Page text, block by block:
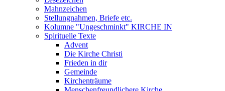
Mahnzeichen
Stellungnahmen, Briefe etc.
Kolumne "Ungeschminkt" KIRCHE IN
Spirituelle Texte
Advent
Die Kirche Christi
Frieden in dir
Gemeinde
Kirchenträume